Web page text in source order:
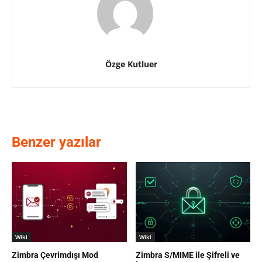
Özge Kutluer
Benzer yazılar
Wiki
Zimbra Çevrimdışı Mod
Wiki
Zimbra S/MIME ile Şifreli ve